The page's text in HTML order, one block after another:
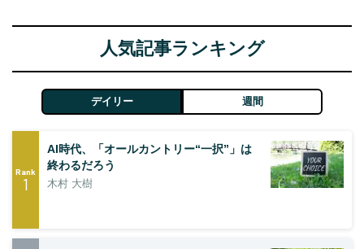
人気記事ランキング
デイリー 週間
Rank
1
AI時代、「オールカントリー“一択”」は
終わるだろう
木村 大樹